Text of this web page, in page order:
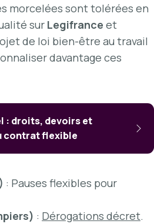
morcelées sont tolérées en
sur Legifrance et
de loi bien-être au travail
davantage ces
: droits, devoirs et
contrat flexible
: Pauses flexibles pour
: Dérogations décret.